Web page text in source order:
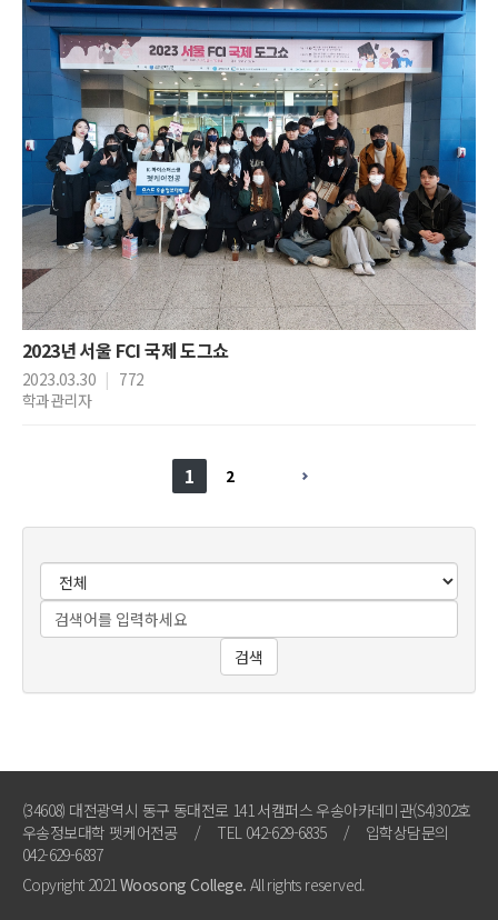
2023년 서울 FCI 국제 도그쇼
2023.03.30 | 772
학과관리자
1 2
검색
(34608) 대전광역시 동구 동대전로 141 서캠퍼스 우송아카데미관(S4)302호
우송정보대학 펫케어전공
/ TEL 042-629-6835 /
입학상담문의
042-629-6837
Copyright 2021Woosong College. All rights reserved.